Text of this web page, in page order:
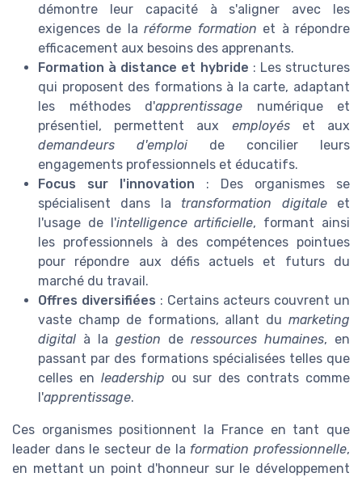
démontre leur capacité à s'aligner avec les
exigences de laréforme formation et à répondre
efficacement aux besoins des apprenants.
Formation à distance et hybride : Les structures
qui proposent des formations à la carte, adaptant
les méthodes d'apprentissage numérique et
présentiel, permettent aux employéset aux
demandeurs d'emploi de concilier leurs
engagements professionnels et éducatifs.
Focus sur l'innovation : Des organismes se
spécialisent dans la transformation digitaleet
l'usage de l'intelligence artificielle, formant ainsi
les professionnels à des compétences pointues
pour répondre aux défis actuels et futurs du
marché du travail.
Offres diversifiées : Certains acteurs couvrent un
vaste champ de formations, allant du marketing
digital à la gestion de ressources humaines, en
passant par des formations spécialisées telles que
celles en leadership ou sur des contrats comme
l'apprentissage.
Ces organismes positionnent la France en tant que
leader dans le secteur de la formation professionnelle,
en mettant un point d'honneur sur le développement